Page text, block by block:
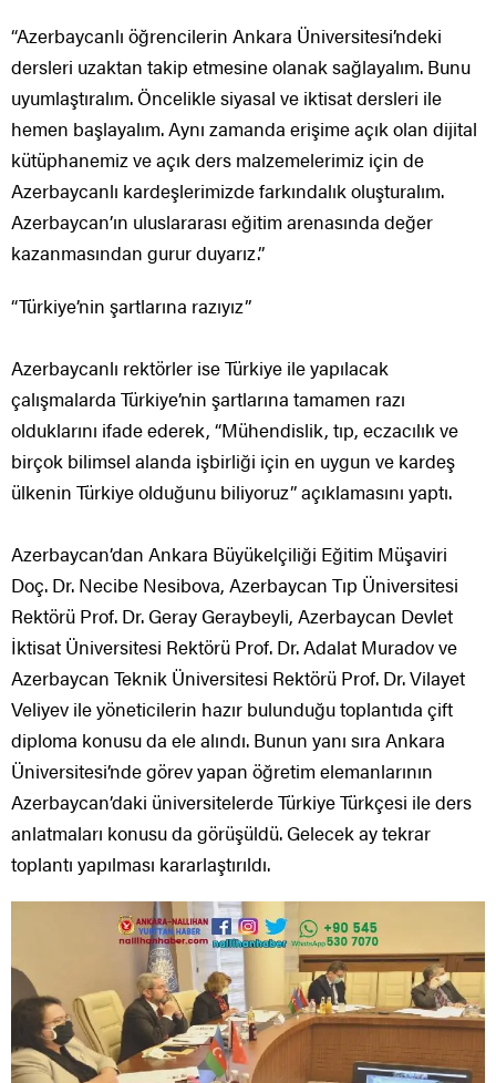
“Azerbaycanlı öğrencilerin Ankara Üniversitesi’ndeki
dersleri uzaktan takip etmesine olanak sağlayalım. Bunu
uyumlaştıralım. Öncelikle siyasal ve iktisat dersleri ile
hemen başlayalım. Aynı zamanda erişime açık olan dijital
kütüphanemiz ve açık ders malzemelerimiz için de
Azerbaycanlı kardeşlerimizde farkındalık oluşturalım.
Azerbaycan’ın uluslararası eğitim arenasında değer
kazanmasından gurur duyarız.”
“Türkiye’nin şartlarına razıyız”
Azerbaycanlı rektörler ise Türkiye ile yapılacak
çalışmalarda Türkiye’nin şartlarına tamamen razı
olduklarını ifade ederek, “Mühendislik, tıp, eczacılık ve
birçok bilimsel alanda işbirliği için en uygun ve kardeş
ülkenin Türkiye olduğunu biliyoruz” açıklamasını yaptı.
Azerbaycan’dan Ankara Büyükelçiliği Eğitim Müşaviri
Doç. Dr. Necibe Nesibova, Azerbaycan Tıp Üniversitesi
Rektörü Prof. Dr. Geray Geraybeyli, Azerbaycan Devlet
İktisat Üniversitesi Rektörü Prof. Dr. Adalat Muradov ve
Azerbaycan Teknik Üniversitesi Rektörü Prof. Dr. Vilayet
Veliyev ile yöneticilerin hazır bulunduğu toplantıda çift
diploma konusu da ele alındı. Bunun yanı sıra Ankara
Üniversitesi’nde görev yapan öğretim elemanlarının
Azerbaycan’daki üniversitelerde Türkiye Türkçesi ile ders
anlatmaları konusu da görüşüldü. Gelecek ay tekrar
toplantı yapılması kararlaştırıldı.